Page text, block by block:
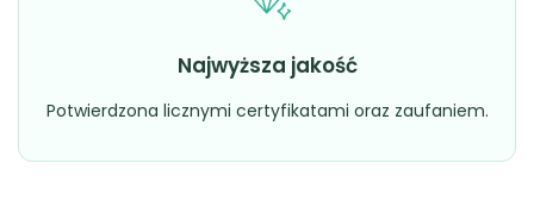
Najwyższa jakość
Potwierdzona licznymi certyfikatami oraz zaufaniem.